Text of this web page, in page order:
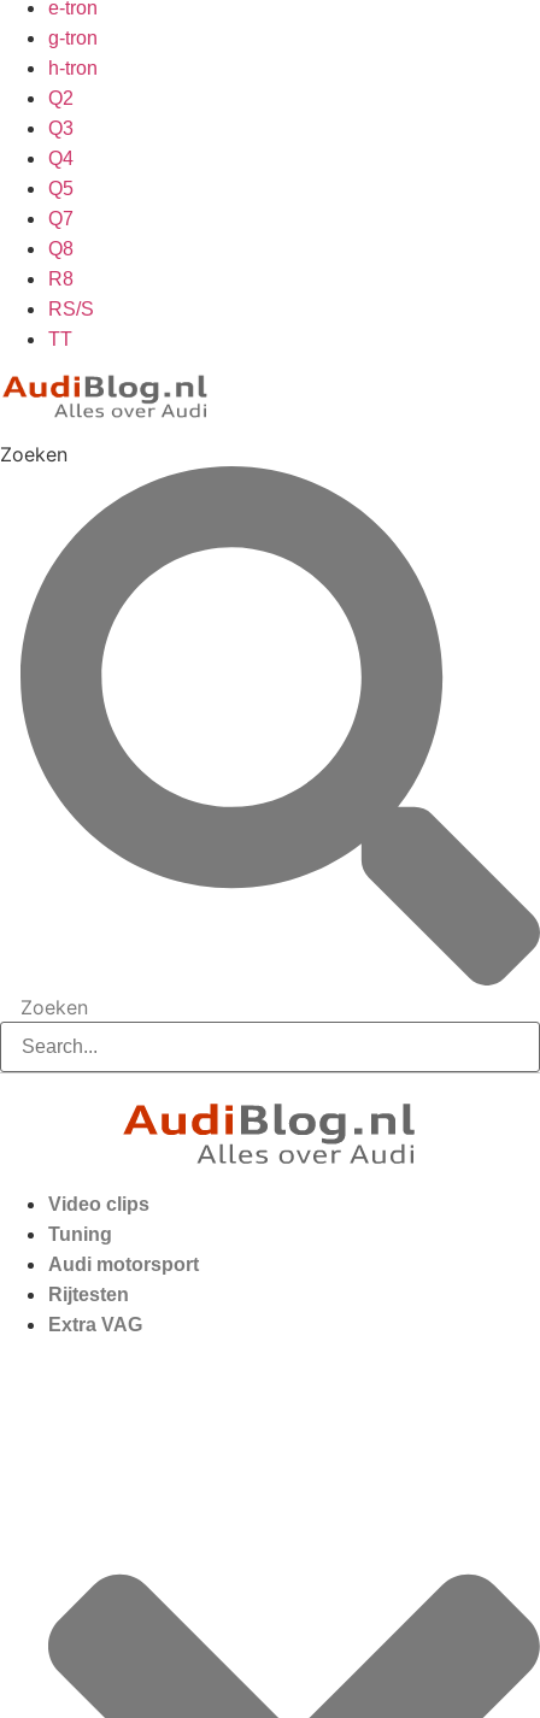
e-tron
g-tron
h-tron
Q2
Q3
Q4
Q5
Q7
Q8
R8
RS/S
TT
Zoeken
Zoeken
Video clips
Tuning
Audi motorsport
Rijtesten
Extra VAG